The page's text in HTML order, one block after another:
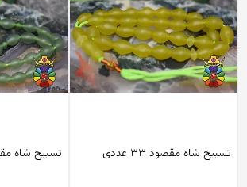
شاه مقصود 33 عددی تسبیح شاه مقصود 33 عددی